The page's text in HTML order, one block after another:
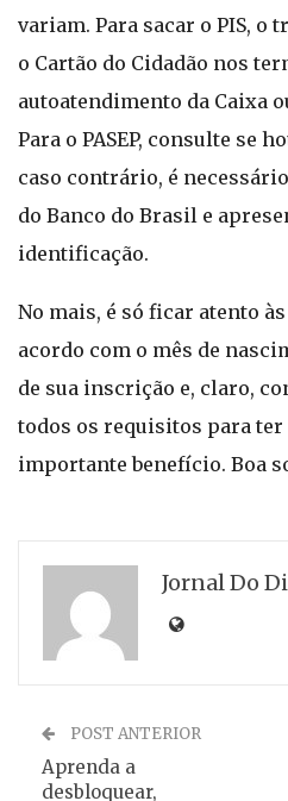
variam. Para sacar o PIS, o
o Cartão do Cidadão nos
autoatendimento da Caixa
Para o PASEP, consulte se
caso contrário, é
do Banco do Brasil e
identificação.
No mais, é só ficar atento
acordo com o mês de
de sua inscrição e, claro,
todos os requisitos para ter
importante benefício. Boa
Jornal Do
POST ANTERIOR
Aprenda a
desbloquear,